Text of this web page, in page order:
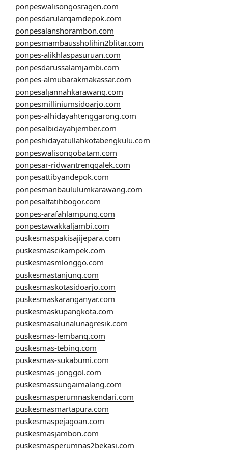
ponpeswalisongosragen.com
ponpesdarularqamdepok.com
ponpesalanshorambon.com
ponpesmambaussholihin2blitar.com
ponpes-alikhlaspasuruan.com
ponpesdarussalamjambi.com
ponpes-almubarakmakassar.com
ponpesaljannahkarawang.com
ponpesmilliniumsidoarjo.com
ponpes-alhidayahtenggarong.com
ponpesalbidayahjember.com
ponpeshidayatullahkotabengkulu.com
ponpeswalisongobatam.com
ponpesar-ridwantrenggalek.com
ponpesattibyandepok.com
ponpesmanbaululumkarawang.com
ponpesalfatihbogor.com
ponpes-arafahlampung.com
ponpestawakkaljambi.com
puskesmaspakisajijepara.com
puskesmascikampek.com
puskesmasmlonggo.com
puskesmastanjung.com
puskesmaskotasidoarjo.com
puskesmaskaranganyar.com
puskesmaskupangkota.com
puskesmasalunalunagresik.com
puskesmas-lembang.com
puskesmas-tebing.com
puskesmas-sukabumi.com
puskesmas-jonggol.com
puskesmassungaimalang.com
puskesmasperumnaskendari.com
puskesmasmartapura.com
puskesmaspejagoan.com
puskesmasjambon.com
puskesmasperumnas2bekasi.com